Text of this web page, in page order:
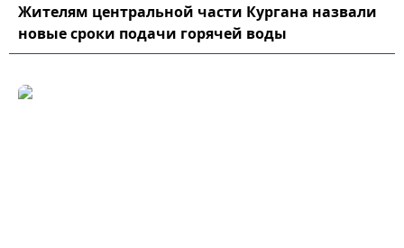
Жителям центральной части Кургана назвали
новые сроки подачи горячей воды